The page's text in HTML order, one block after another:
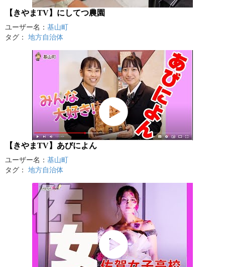
【きやまTV】にしてつ農園
ユーザー名： 基山町
タグ： 地方自治体
【きやまTV】あびによん
ユーザー名： 基山町
タグ： 地方自治体